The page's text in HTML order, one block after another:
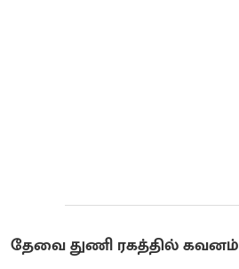
தேவை துணி ரகத்தில் கவனம்